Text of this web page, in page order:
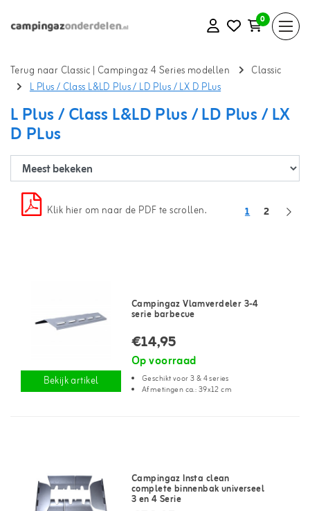
0
Terug naar Classic | Campingaz 4 Series modellen
Classic
L Plus / Class L&LD Plus / LD Plus / LX D PLus
L Plus / Class L&LD Plus / LD Plus / LX
D PLus
Klik hier om naar de PDF te scrollen. 1 2
Bekijk artikel
Campingaz Vlamverdeler 3-4
serie barbecue
€14,95
Op voorraad
Geschikt voor 3 & 4 series
Afmetingen ca.: 39x12 cm
Campingaz Insta clean
complete binnenbak universeel
3 en 4 Serie